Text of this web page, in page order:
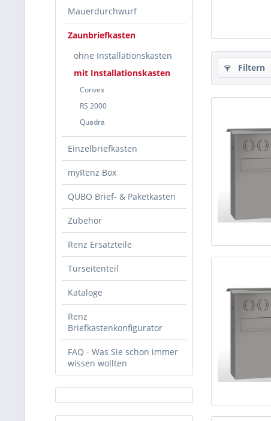
Mauerdurchwurf
Zaunbriefkasten
ohne Installationskasten
mit Installationskasten
Convex
RS 2000
Quadra
Einzelbriefkästen
myRenz Box
QUBO Brief- & Paketkasten
Zubehör
Renz Ersatzteile
Türseitenteil
Kataloge
Renz
Briefkastenkonfigurator
FAQ - Was Sie schon immer
wissen wollten
Filtern